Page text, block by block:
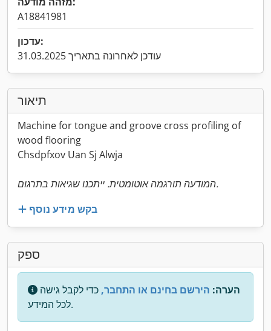
A18841981
עדכון:
עודכן לאחרונה בתאריך 31.03.2025
תיאור
Machine for tongue and groove cross profiling of
wood flooring
Chsdpfxov Uan Sj Alwja
המודעה תורגמה אוטומטית. ייתכנו שגיאות בתרגום.
בקש מידע נוסף
ספק
הערה: הירשם בחינם או התחבר, כדי לקבל גישה
לכל המידע.